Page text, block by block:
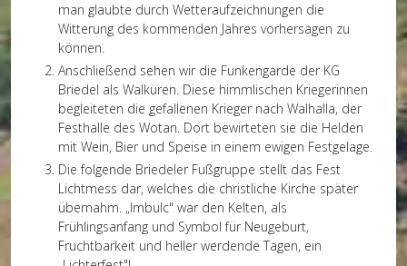
man glaubte durch Wetteraufzeichnungen die
Witterung des kommenden Jahres vorhersagen zu
können.
Anschließend sehen wir die Funkengarde der KG
Briedel als Walküren. Diese himmlischen Kriegerinnen
begleiteten die gefallenen Krieger nach Walhalla, der
Festhalle des Wotan. Dort bewirteten sie die Helden
mit Wein, Bier und Speise in einem ewigen Festgelage.
Die folgende Briedeler Fußgruppe stellt das Fest
Lichtmess dar, welches die christliche Kirche später
übernahm. „Imbulc" war den Kelten, als
Frühlingsanfang und Symbol für Neugeburt,
Fruchtbarkeit und heller werdende Tagen, ein